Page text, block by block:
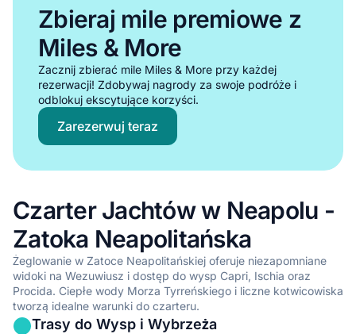
Prywatność i intymność dla twojej grupy
Możliwości doskonalenia umiejętności żeglarskich w wodach
Neapol
Opłacalna opcja wynajmu łodzi dla większych grup
Pokaż wszystkie wynajem bareboat w Neapol
Ze skipperem / Kapitan obowiązkowy
łodzi w Neapol.
•Profesjonalna nawigacja i bezpieczeństwo z lokalną wiedzą o
Neapol
Lokalna wiedza i rekomendacje dotyczące ukrytych perełek
w Neapol
•Spokojne doświadczenie żeglarskie w pięknych wodach
Neapol
Zbieraj mile premiowe z
Miles & More
Zacznij zbierać mile Miles & More przy każdej
rezerwacji! Zdobywaj nagrody za swoje podróże i
odblokuj ekscytujące korzyści.
Zarezerwuj teraz
Czarter Jachtów w Neapolu -
Zatoka Neapolitańska
Żeglowanie w Zatoce Neapolitańskiej oferuje niezapomniane
widoki na Wezuwiusz i dostęp do wysp Capri, Ischia oraz
Procida. Ciepłe wody Morza Tyrreńskiego i liczne kotwicowiska
tworzą idealne warunki do czarteru.
Trasy do Wysp i Wybrzeża